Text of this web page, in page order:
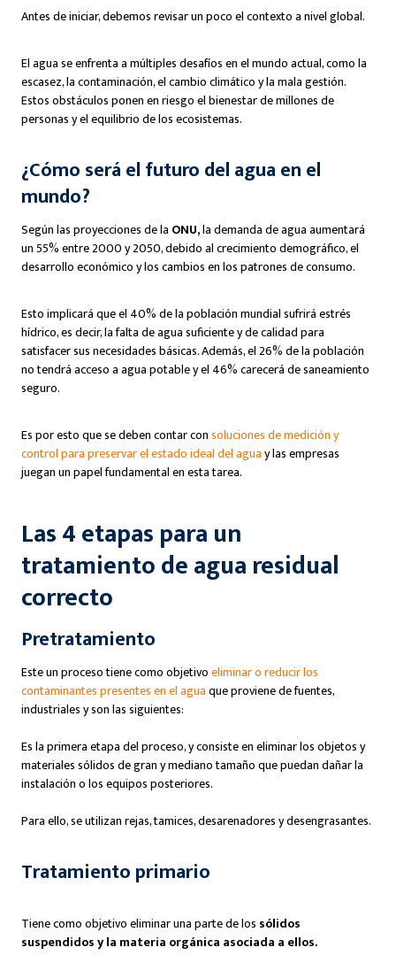
Antes de iniciar, debemos revisar un poco el contexto a nivel global.
El agua se enfrenta a múltiples desafíos en el mundo actual, como la
escasez, la contaminación, el cambio climático y la mala gestión.
Estos obstáculos ponen en riesgo el bienestar de millones de
personas y el equilibrio de los ecosistemas.
¿Cómo será el futuro del agua en el
mundo?
Según las proyecciones de la ONU,la demanda de agua aumentará
un 55% entre 2000 y 2050, debido al crecimiento demográfico, el
desarrollo económico y los cambios en los patrones de consumo.
Esto implicará que el 40% de la población mundial sufrirá estrés
hídrico, es decir, la falta de agua suficiente y de calidad para
satisfacer sus necesidades básicas. Además, el 26% de la población
no tendrá acceso a agua potable y el 46% carecerá de saneamiento
seguro.
Es por esto que se deben contar consoluciones de medición y
control para preservar el estado ideal del aguay las empresas
juegan un papel fundamental en esta tarea.
Las 4 etapas para un
tratamiento de agua residual
correcto
Pretratamiento
Este un proceso tiene como objetivoeliminar o reducir los
contaminantes presentes en el aguaque proviene de fuentes,
industriales y son las siguientes:
Es la primera etapa del proceso, y consiste en eliminar los objetos y
materiales sólidos de gran y mediano tamaño que puedan dañar la
instalación o los equipos posteriores.
Para ello, se utilizan rejas, tamices, desarenadores y desengrasantes.
Tratamiento primario
Tiene como objetivo eliminar una parte de los sólidos
suspendidos y la materia orgánica asociada a ellos.